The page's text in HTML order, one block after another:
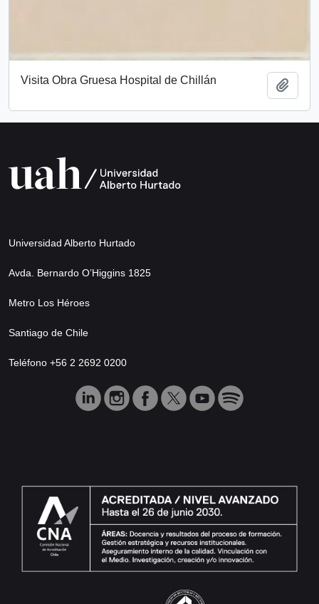
Visita Obra Gruesa Hospital de Chillán
Universidad Alberto Hurtado
Avda. Bernardo O’Higgins 1825
Metro Los Héroes
Santiago de Chile
Teléfono +56 2 2692 0200